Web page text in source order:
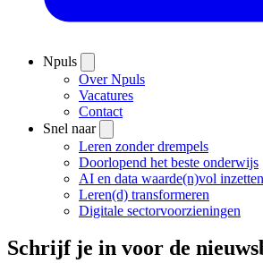
Npuls
Over Npuls
Vacatures
Contact
Snel naar
Leren zonder drempels
Doorlopend het beste onderwijs
AI en data waarde(n)vol inzetten
Leren(d) transformeren
Digitale sectorvoorzieningen
Schrijf je in voor de